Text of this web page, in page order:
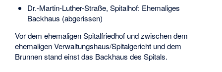
Dr.-Martin-Luther-Straße, Spitalhof: Ehemaliges
Backhaus (abgerissen)
Vor dem ehemaligen Spitalfriedhof und zwischen dem
ehemaligen Verwaltungshaus/Spitalgericht und dem
Brunnen stand einst das Backhaus des Spitals.